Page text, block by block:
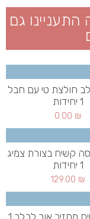
גם
חולצת טי עם חבל
1 יחידות
0.00 ₪
קשיח בצורת צמיג
1 יחידות
129.00 ₪